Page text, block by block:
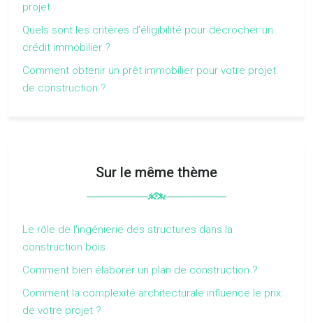
projet
Quels sont les critères d’éligibilité pour décrocher un
crédit immobilier ?
Comment obtenir un prêt immobilier pour votre projet
de construction ?
Sur le même thème
Le rôle de l’ingénierie des structures dans la
construction bois
Comment bien élaborer un plan de construction ?
Comment la complexité architecturale influence le prix
de votre projet ?